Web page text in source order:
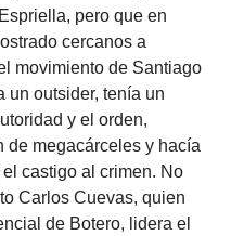
pero que en
cercanos a
movimiento de Santiago
un outsider, tenía un
y el orden,
de megacárceles y hacía
castigo al crimen. No
Carlos Cuevas, quien
de Botero, lidera el